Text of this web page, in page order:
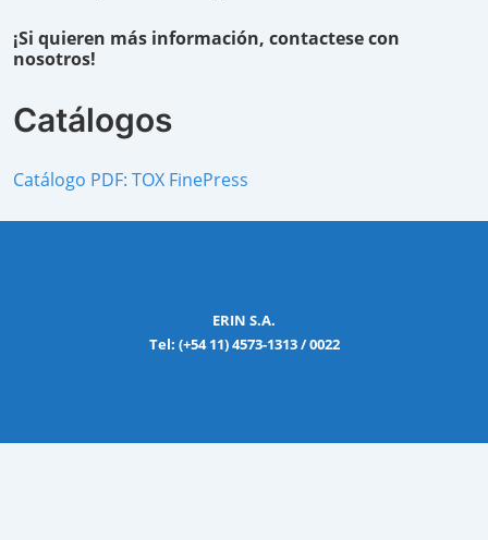
¡Si quieren más información, contactese con
nosotros!
Catálogos
Catálogo PDF: TOX FinePress
ERIN S.A.
Tel: (+54 11) 4573-1313 / 0022